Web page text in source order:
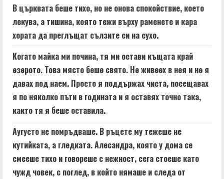
В църквата беше тихо, но не онова спокойствие, което
лекува, а тишина, която тежи върху раменете и кара
хората да преглъщат сълзите си на сухо.
Когато майка ми почина, тя ми остави къщата край
езерото. Това място беше свято. Не живеех в нея и не я
давах под наем. Просто я поддържах чиста, посещавах
я по няколко пъти в годината и я оставях точно така,
както тя я беше оставила.
Аугусто не помръдваше. В ръцете му тежеше не
кутийката, а гледката. Алесандра, която у дома се
смееше тихо и говореше с нежност, сега стоеше като
чужд човек, с поглед, в който нямаше и следа от